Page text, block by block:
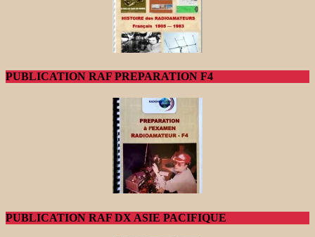
PUBLICATION RAF PREPARATION F4
PUBLICATION RAF DX ASIE PACIFIQUE